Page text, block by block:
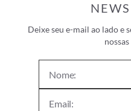
Deixe seu e-mail ao lado e